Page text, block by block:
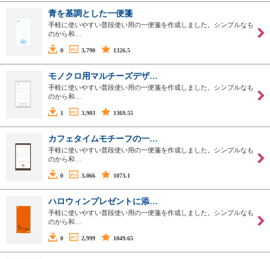
青を基調とした一便箋
手軽に使いやすい普段使い用の一便箋を作成しました。シンプルなも
のから和…
0 3,790 1326.5
モノクロ用マルチーズデザ…
手軽に使いやすい普段使い用の一便箋を作成しました。シンプルなも
のから和…
1 3,903 1369.55
カフェタイムモチーフの一…
手軽に使いやすい普段使い用の一便箋を作成しました。シンプルなも
のから和…
0 3,066 1073.1
ハロウィンプレゼントに添…
手軽に使いやすい普段使い用の一便箋を作成しました。シンプルなも
のから和…
0 2,999 1049.65